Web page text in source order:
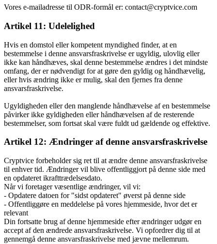
Vores e-mailadresse til ODR-formål er: contact@cryptvice.com
Artikel 11: Udelelighed
Hvis en domstol eller kompetent myndighed finder, at en
bestemmelse i denne ansvarsfraskrivelse er ugyldig, ulovlig eller
ikke kan håndhæves, skal denne bestemmelse ændres i det mindste
omfang, der er nødvendigt for at gøre den gyldig og håndhævelig,
eller hvis ændring ikke er mulig, skal den fjernes fra denne
ansvarsfraskrivelse.
Ugyldigheden eller den manglende håndhævelse af en bestemmelse
påvirker ikke gyldigheden eller håndhævelsen af de resterende
bestemmelser, som fortsat skal være fuldt ud gældende og effektive.
Artikel 12: Ændringer af denne ansvarsfraskrivelse
Cryptvice forbeholder sig ret til at ændre denne ansvarsfraskrivelse
til enhver tid. Ændringer vil blive offentliggjort på denne side med
en opdateret ikrafttrædelsesdato.
Når vi foretager væsentlige ændringer, vil vi:
- Opdatere datoen for "sidst opdateret" øverst på denne side
- Offentliggøre en meddelelse på vores hjemmeside, hvor det er
relevant
Din fortsatte brug af denne hjemmeside efter ændringer udgør en
accept af den ændrede ansvarsfraskrivelse. Vi opfordrer dig til at
gennemgå denne ansvarsfraskrivelse med jævne mellemrum.